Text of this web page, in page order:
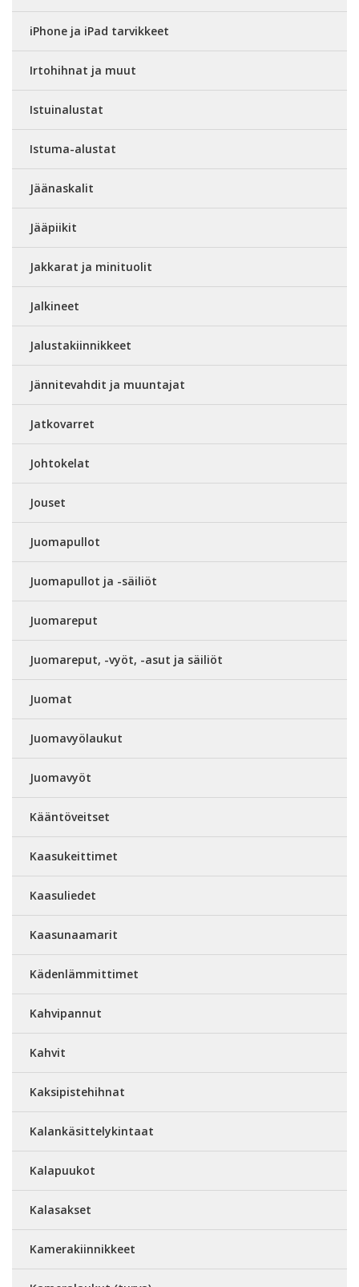
iPhone ja iPad tarvikkeet
Irtohihnat ja muut
Istuinalustat
Istuma-alustat
Jäänaskalit
Jääpiikit
Jakkarat ja minituolit
Jalkineet
Jalustakiinnikkeet
Jännitevahdit ja muuntajat
Jatkovarret
Johtokelat
Jouset
Juomapullot
Juomapullot ja -säiliöt
Juomareput
Juomareput, -vyöt, -asut ja säiliöt
Juomat
Juomavyölaukut
Juomavyöt
Kääntöveitset
Kaasukeittimet
Kaasuliedet
Kaasunaamarit
Kädenlämmittimet
Kahvipannut
Kahvit
Kaksipistehihnat
Kalankäsittelykintaat
Kalapuukot
Kalasakset
Kamerakiinnikkeet